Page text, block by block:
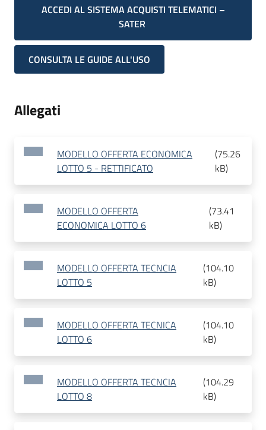
ACCEDI AL SISTEMA ACQUISTI TELEMATICI –
SATER
CONSULTA LE GUIDE ALL'USO
Allegati
MODELLO OFFERTA ECONOMICA
LOTTO 5 - RETTIFICATO
(75.26
kB)
MODELLO OFFERTA
ECONOMICA LOTTO 6
(73.41
kB)
MODELLO OFFERTA TECNCIA
LOTTO 5
(104.10
kB)
MODELLO OFFERTA TECNICA
LOTTO 6
(104.10
kB)
MODELLO OFFERTA TECNCIA
LOTTO 8
(104.29
kB)